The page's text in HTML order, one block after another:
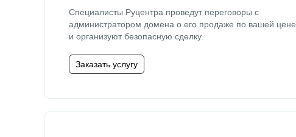
Специалисты Руцентра проведут переговоры с
администратором домена о его продаже по вашей цене
и организуют безопасную сделку.
Заказать услугу